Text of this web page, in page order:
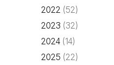
2022 (52)
2023 (32)
2024 (14)
2025 (22)